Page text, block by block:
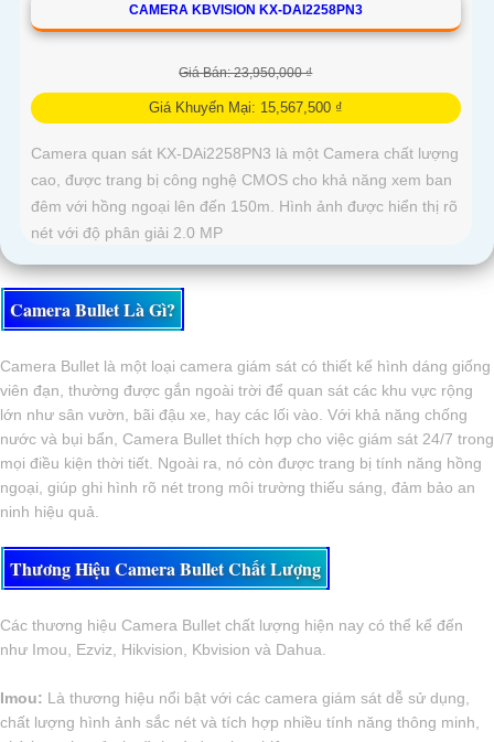
CAMERA KBVISION KX-DAI2258PN3
Giá Bán: 23,950,000 ₫
Giá Khuyến Mại: 15,567,500 ₫
Camera quan sát KX-DAi2258PN3 là một Camera chất lượng
cao, được trang bị công nghệ CMOS cho khả năng xem ban
đêm với hồng ngoại lên đến 150m. Hình ảnh được hiển thị rõ
nét với độ phân giải 2.0 MP
Camera Bullet Là Gì?
Camera Bullet là một loại camera giám sát có thiết kế hình dáng giống
viên đạn, thường được gắn ngoài trời để quan sát các khu vực rộng
lớn như sân vườn, bãi đậu xe, hay các lối vào. Với khả năng chống
nước và bụi bẩn, Camera Bullet thích hợp cho việc giám sát 24/7 trong
mọi điều kiện thời tiết. Ngoài ra, nó còn được trang bị tính năng hồng
ngoại, giúp ghi hình rõ nét trong môi trường thiếu sáng, đảm bảo an
ninh hiệu quả.
Thương Hiệu Camera Bullet Chất Lượng
Các thương hiệu Camera Bullet chất lượng hiện nay có thể kể đến
như Imou, Ezviz, Hikvision, Kbvision và Dahua.
Imou: Là thương hiệu nổi bật với các camera giám sát dễ sử dụng,
chất lượng hình ảnh sắc nét và tích hợp nhiều tính năng thông minh,